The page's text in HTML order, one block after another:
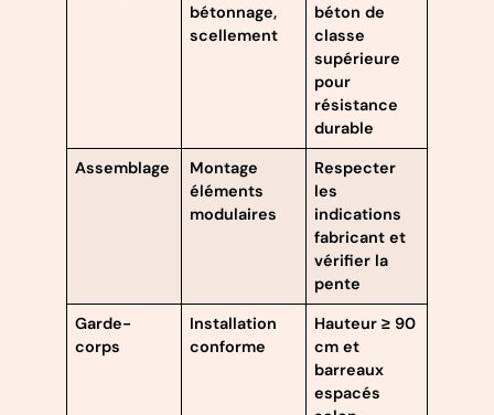
bétonnage,
scellement
béton de
classe
supérieure
pour
résistance
durable
Assemblage
Montage
éléments
modulaires
Respecter
les
indications
fabricant et
vérifier la
pente
Garde-
corps
Installation
conforme
Hauteur ≥ 90
cm et
barreaux
espacés